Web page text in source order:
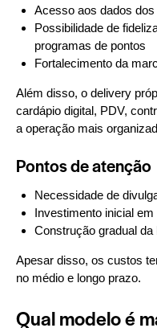
Acesso aos dados dos
Possibilidade de
programas de pontos
Fortalecimento da
Além disso, o delivery
cardápio digital, PDV,
a operação mais
Pontos de atenção
Necessidade de
Investimento inicial
Construção gradual da
Apesar disso, os custos
no médio e longo prazo.
Qual modelo é